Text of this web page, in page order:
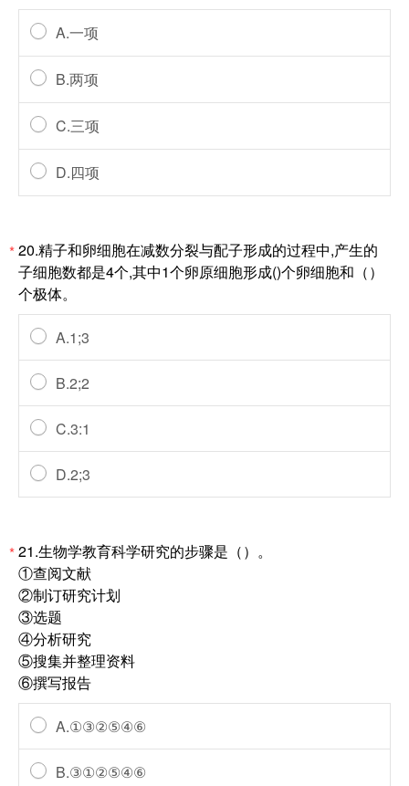
A.一项
B.两项
C.三项
D.四项
*20.精子和卵细胞在减数分裂与配子形成的过程中,产生的
子细胞数都是4个,其中1个卵原细胞形成()个卵细胞和（）
个极体。
A.1;3
B.2;2
C.3:1
D.2;3
*21.生物学教育科学研究的步骤是（）。
①查阅文献
②制订研究计划
③选题
④分析研究
⑤搜集并整理资料
⑥撰写报告
A.①③②⑤④⑥
B.③①②⑤④⑥